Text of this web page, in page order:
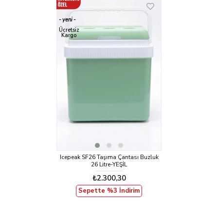
Icepeak SF26 Taşıma Çantası Buzluk
26 Litre-YEŞİL
₺2.300,30
Sepette %3 İndirim
yeni
ürün
Ücretsiz
Kargo